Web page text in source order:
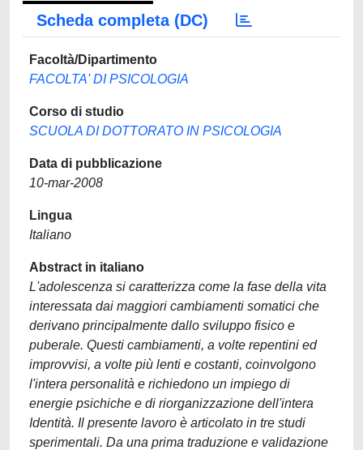
Scheda completa (DC)
Facoltà/Dipartimento
FACOLTA' DI PSICOLOGIA
Corso di studio
SCUOLA DI DOTTORATO IN PSICOLOGIA
Data di pubblicazione
10-mar-2008
Lingua
Italiano
Abstract in italiano
L'adolescenza si caratterizza come la fase della vita
interessata dai maggiori cambiamenti somatici che
derivano principalmente dallo sviluppo fisico e
puberale. Questi cambiamenti, a volte repentini ed
improvvisi, a volte più lenti e costanti, coinvolgono
l'intera personalità e richiedono un impiego di
energie psichiche e di riorganizzazione dell'intera
Identità. Il presente lavoro è articolato in tre studi
sperimentali. Da una prima traduzione e validazione